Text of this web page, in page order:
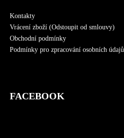
Kontakty
Vrácení zboží (Odstoupit od smlouvy)
Obchodní podmínky
Podmínky pro zpracování osobních údajů
FACEBOOK